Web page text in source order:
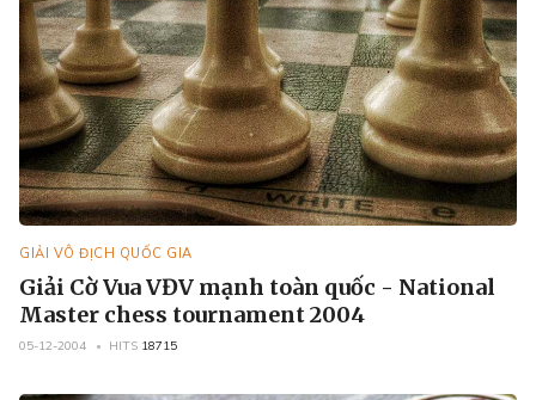
GIẢI VÔ ĐỊCH QUỐC GIA
Giải Cờ Vua VĐV mạnh toàn quốc - National
Master chess tournament 2004
05-12-2004 HITS 18715